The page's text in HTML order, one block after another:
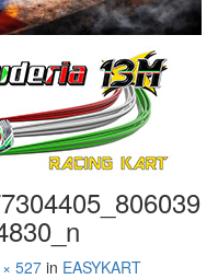
527 in EASYKART